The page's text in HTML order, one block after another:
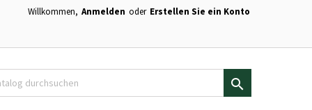
Willkommen, Anmelden oder Erstellen Sie ein Konto

×
×
×
×